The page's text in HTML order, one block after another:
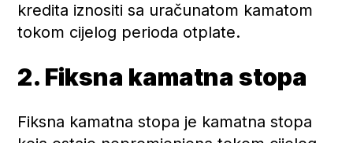
kredita iznositi sa uračunatom kamatom
tokom cijelog perioda otplate.
2. Fiksna kamatna stopa
Fiksna kamatna stopa je kamatna stopa